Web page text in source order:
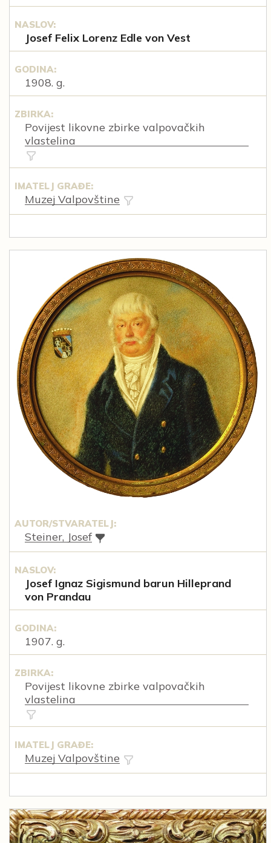
NASLOV:
Josef Felix Lorenz Edle von Vest
GODINA:
1908. g.
ZBIRKA:
Povijest likovne zbirke valpovačkih
vlastelina
IMATELJ GRAĐE:
Muzej Valpovštine
AUTOR/STVARATELJ:
Steiner, Josef
NASLOV:
Josef Ignaz Sigismund barun Hilleprand
von Prandau
GODINA:
1907. g.
ZBIRKA:
Povijest likovne zbirke valpovačkih
vlastelina
IMATELJ GRAĐE:
Muzej Valpovštine